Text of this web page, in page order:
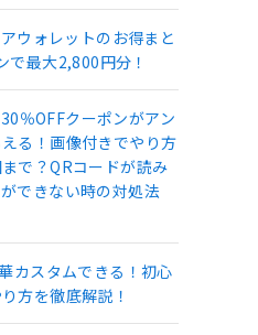
ウォレットのお得まと
で最大2,800円分！
％OFFクーポンがアン
る！画像付きでやり方
で？QRコードが読み
できない時の対処法
カスタムできる！初心
方を徹底解説！